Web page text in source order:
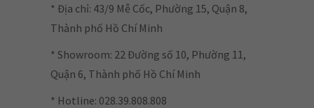
* Địa chỉ: 43/9 Mễ Cốc, Phường 15, Quận 8,
Thành phố Hồ Chí Minh
* Showroom: 22 Đường số 10, Phường 11,
Quận 6, Thành phố Hồ Chí Minh
* Hotline: 028.39.808.808